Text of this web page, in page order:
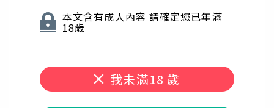
本文含有成人內容 請確定您已年滿
18歲
我未滿18 歲